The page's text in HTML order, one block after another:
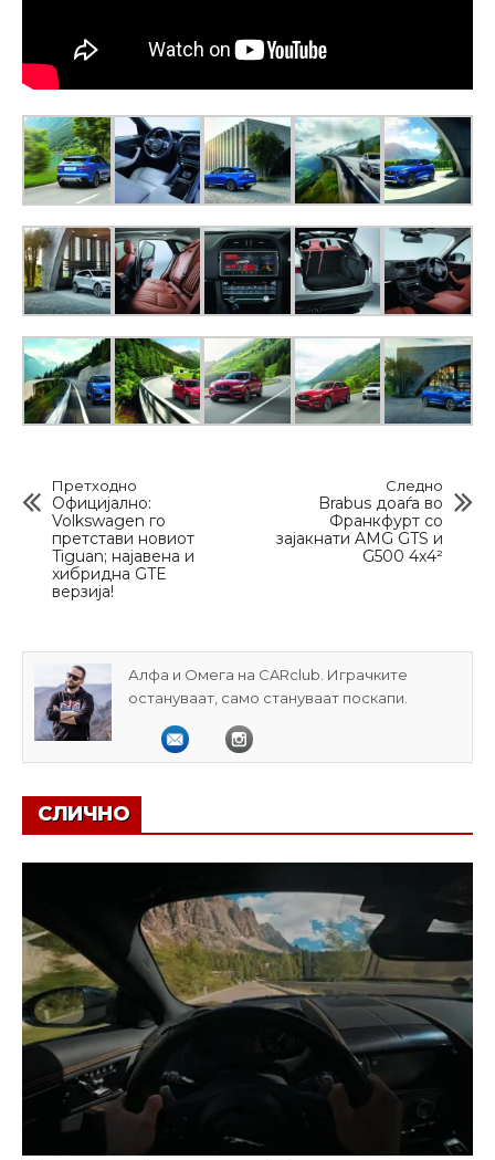
Претходно
Официјално:
Volkswagen го
претстави новиот
Tiguan; најавена и
хибридна GTE
верзија!
Следно
Brabus доаѓа во
Франкфурт со
зајакнати AMG GTS и
G500 4x4²
Алфа и Омега на CARclub. Играчките
остануваат, само стануваат поскапи.
СЛИЧНО